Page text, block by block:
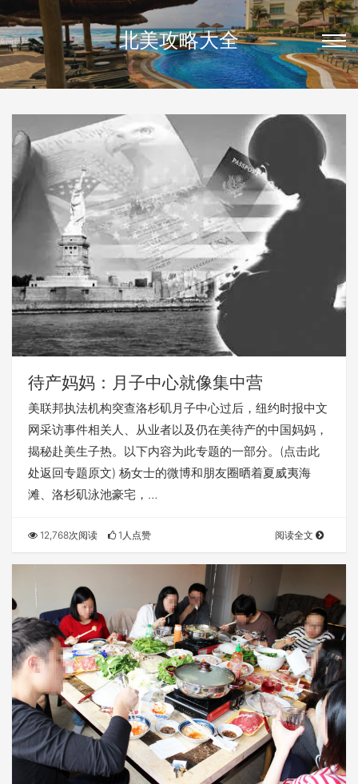
北美攻略大全
待产妈妈：月子中心就像集中营
美联邦执法机构突查洛杉矶月子中心过后，纽约时报中文
网采访事件相关人、从业者以及仍在美待产的中国妈妈，
揭秘赴美生子热。以下内容为此专题的一部分。(点击此
处返回专题原文) 杨女士的微博和朋友圈晒着夏威夷海
滩、洛杉矶泳池豪宅，…
12,768次阅读 1人点赞 阅读全文